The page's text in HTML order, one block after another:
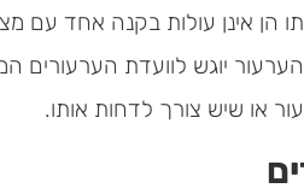
אינן עולות בקנה אחד עם
יוגש לוועדת הערעורים
או שיש צורך לדחות אותו.